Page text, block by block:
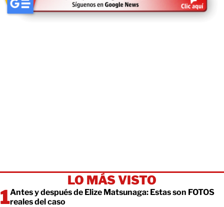
LO MÁS VISTO
Antes y después de Elize Matsunaga: Estas son FOTOS
reales del caso